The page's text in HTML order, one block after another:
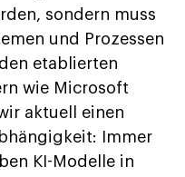
sondern muss
und Prozessen
etablierten
wie Microsoft
aktuell einen
Immer
KI-Modelle in